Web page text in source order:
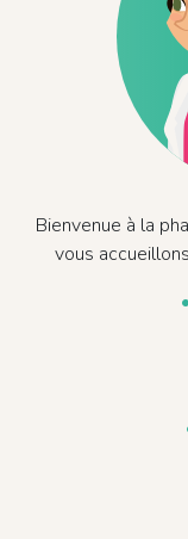
Bienvenue à la
vous